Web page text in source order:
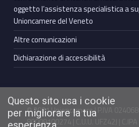
oggetto l’assistenza specialistica a
Unioncamere del Veneto
Altre comunicazioni
Dichiarazione di accessibilità
© 2021 Unioncamere | P.IVA
80009100274 | C.U.U. UFZ42J |
Questo sito usa i cookie
per migliorare la tua